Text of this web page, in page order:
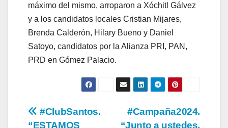
máximo del mismo, arroparon a Xóchitl Gálvez
y a los candidatos locales Cristian Mijares,
Brenda Calderón, Hilary Bueno y Daniel
Satoyo, candidatos por la Alianza PRI, PAN,
PRD en Gómez Palacio.
Navegación
#Campaña2024.
“Junto a ustedes,
#ClubSantos.
“ESTAMOS